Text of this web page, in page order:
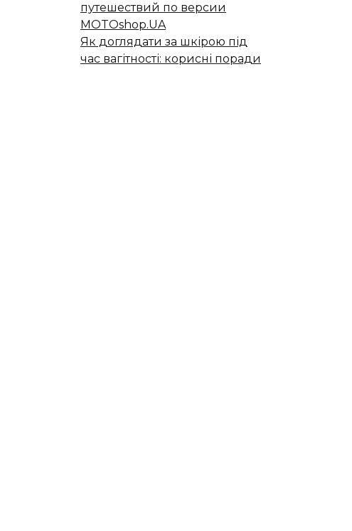
путешествий по версии
MOTOshop.UA
Як доглядати за шкірою під
час вагітності: корисні поради